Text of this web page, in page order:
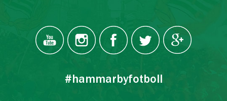
#hammarbyfotboll